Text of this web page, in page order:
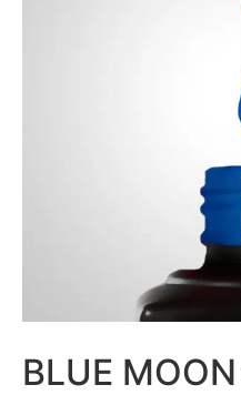
BLUE